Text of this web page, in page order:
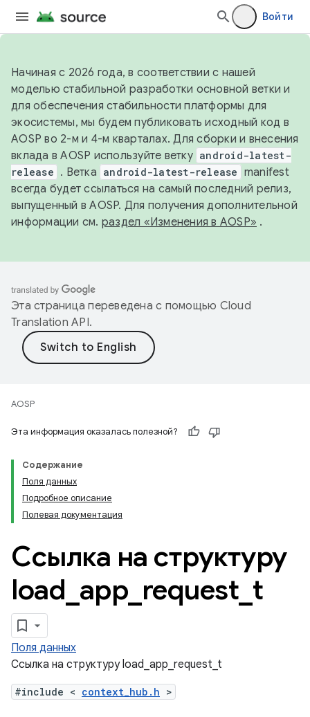
Войти
Начиная с 2026 года, в соответствии с нашей
моделью стабильной разработки основной ветки и
для обеспечения стабильности платформы для
экосистемы, мы будем публиковать исходный код в
AOSP во 2-м и 4-м кварталах. Для сборки и внесения
вклада в AOSP используйте ветку android-latest-
release . Ветка android-latest-release manifest
всегда будет ссылаться на самый последний релиз,
выпущенный в AOSP. Для получения дополнительной
информации см. раздел «Изменения в AOSP» .
Эта страница переведена с помощью Cloud
Translation API.
AOSP
Эта информация оказалась полезной?
Содержание
Поля данных
Подробное описание
Полевая документация
Ссылка на структуру
load app request t
Поля данных
Ссылка на структуру load_app_request_t
#include < context_hub.h >